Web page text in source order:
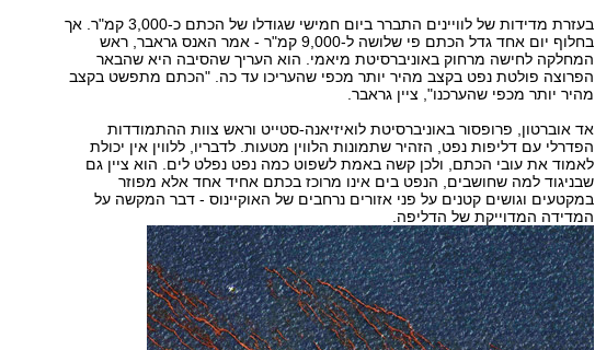
בעזרת מדידות של לוויינים התברר ביום חמישי שגודלו של הכתם כ-3,000 קמ"ר. אך
בחלוף יום אחד גדל הכתם פי שלושה ל-9,000 קמ"ר - אמר האנס גראבר, ראש
המחלקה לחישה מרחוק באוניברסיטת מיאמי. הוא העריך שהסיבה היא שהבאר
הפרוצה פולטת נפט בקצב מהיר יותר מכפי שהעריכו עד כה. "הכתם מתפשט בקצב
מהיר יותר מכפי שהערכנו", ציין גראבר.
אד אוברטון, פרופסור באוניברסיטת לואיזיאנה-סטייט וראש צוות ההתמודדות
הפדרלי עם דליפות נפט, הזהיר שתמונות הלווין מטעות. לדבריו, ללווין אין יכולת
לאמוד את עובי הכתם, ולכן קשה באמת לשפוט כמה נפט נפלט לים. הוא ציין גם
שבניגוד למה שחושבים, הנפט בים אינו מרוכז בכתם אחיד אחד אלא מפוזר
במקטעים וגושים קטנים על פני אזורים נרחבים של האוקיינוס - דבר המקשה על
המדידה המדוייקת של הדליפה.